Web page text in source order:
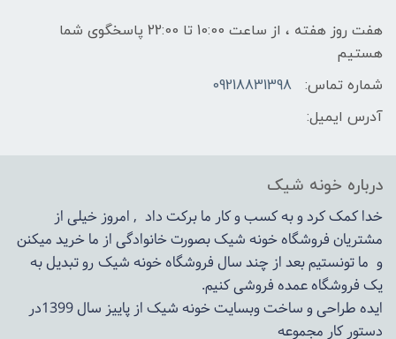
هفت روز هفته ، از ساعت 10:00 تا 22:00 پاسخگوی شما
هستیم
شماره تماس:
09218831398
آدرس ایمیل:
درباره خونه شیک
خدا کمک کرد و به کسب و کار ما برکت داد , امروز خیلی از
مشتریان فروشگاه خونه شیک بصورت خانوادگی از ما خرید میکنن
و ما تونستیم بعد از چند سال فروشگاهخونه شیکرو تبدیل به
یک فروشگاه عمده فروشی کنیم.
ایده طراحی و ساخت وبسایت خونه شیک از پاییز سال 1399در
دستور کار مجموعه